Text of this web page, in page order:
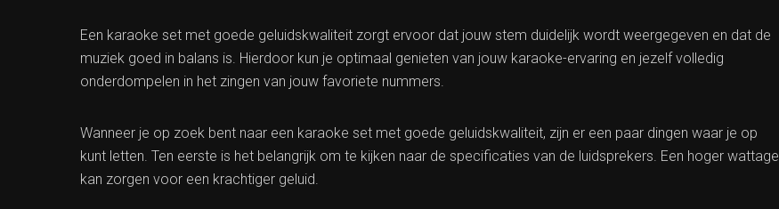
Een karaoke set met goede geluidskwaliteit zorgt ervoor dat jouw stem duidelijk wordt weergegeven en dat de
muziek goed in balans is. Hierdoor kun je optimaal genieten van jouw karaoke-ervaring en jezelf volledig
onderdompelen in het zingen van jouw favoriete nummers.
Wanneer je op zoek bent naar een karaoke set met goede geluidskwaliteit, zijn er een paar dingen waar je op
kunt letten. Ten eerste is het belangrijk om te kijken naar de specificaties van de luidsprekers. Een hoger wattage
kan zorgen voor een krachtiger geluid.